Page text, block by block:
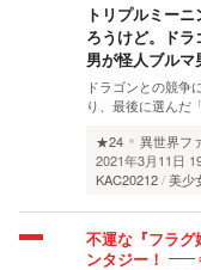
トリプルミー
ろうけど。ド
男が怪人ブル
ドラゴンとの競争
り、最後に選ん
★24
異世界フ
2021年3月11日
KAC20212 美少
不運な『フラグ
ンタジー！